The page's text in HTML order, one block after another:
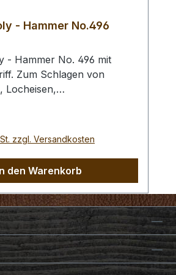
- Hammer No.496
- Hammer No. 496 mit
Zum Schlagen von
Locheisen,
Wenig Rückschlag durch
Poly -
240 gr Gesamtgewicht /
zzgl. Versandkosten
den Warenkorb